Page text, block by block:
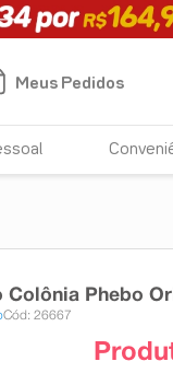
Meus Pedidos
Colônia Phebo
Cód: 26667